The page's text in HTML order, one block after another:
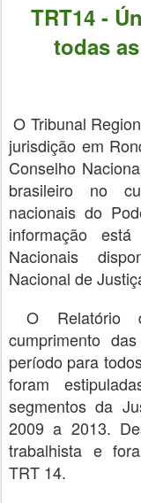
TRT14 -
todas
O Tribunal
jurisdição em
Conselho
brasileiro no
nacionais do
informação
Nacionais
Nacional de
O Relatório
cumprimento
período para
foram
segmentos da
2009 a 2013.
trabalhista e
TRT 14.